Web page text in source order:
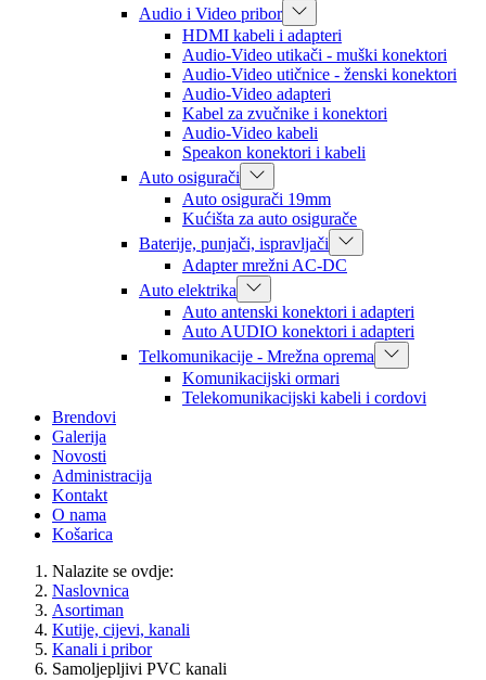
Audio i Video pribor
HDMI kabeli i adapteri
Audio-Video utikači - muški konektori
Audio-Video utičnice - ženski konektori
Audio-Video adapteri
Kabel za zvučnike i konektori
Audio-Video kabeli
Speakon konektori i kabeli
Auto osigurači
Auto osigurači 19mm
Kućišta za auto osigurače
Baterije, punjači, ispravljači
Adapter mrežni AC-DC
Auto elektrika
Auto antenski konektori i adapteri
Auto AUDIO konektori i adapteri
Telkomunikacije - Mrežna oprema
Komunikacijski ormari
Telekomunikacijski kabeli i cordovi
Brendovi
Galerija
Novosti
Administracija
Kontakt
O nama
Košarica
Nalazite se ovdje:
Naslovnica
Asortiman
Kutije, cijevi, kanali
Kanali i pribor
Samoljepljivi PVC kanali